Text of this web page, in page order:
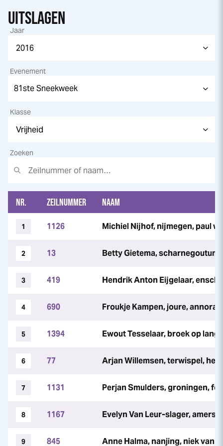
UITSLAGEN
Jaar
Evenement
Klasse
Zoeken
NR. ZEILNUMMER NAAM
1 1126 Michiel Nijhof, nijmegen, paul
2 13 Betty Gietema,
3 419 Hendrik Anton Eijgelaar,
4 690 Froukje Kampen, joure, annora
5 1394 Ewout Tesselaar, broek op
6 77 Arjan Willemsen, terwispel,
7 1131 Perjan Smulders, groningen,
8 1167 Evelyn Van Leur-slager,
9 845 Anne Halma, nanjing, niek van